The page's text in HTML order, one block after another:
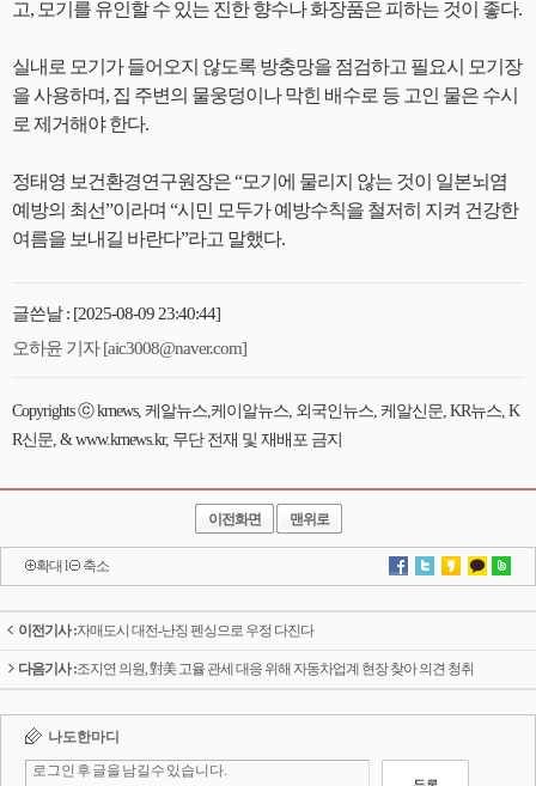
고, 모기를 유인할 수 있는 진한 향수나 화장품은 피하는 것이 좋다.
실내로 모기가 들어오지 않도록 방충망을 점검하고 필요시 모기장
을 사용하며, 집 주변의 물웅덩이나 막힌 배수로 등 고인 물은 수시
로 제거해야 한다.
정태영 보건환경연구원장은 “모기에 물리지 않는 것이 일본뇌염
예방의 최선”이라며 “시민 모두가 예방수칙을 철저히 지켜 건강한
여름을 보내길 바란다”라고 말했다.
글쓴날 : [2025-08-09 23:40:44]
오하윤 기자 [aic3008@naver.com]
Copyrights ⓒ krnews, 케알뉴스,케이알뉴스, 외국인뉴스, 케알신문, KR뉴스, K
R신문, & www.krnews.kr, 무단 전재 및 재배포 금지
이전화면 맨위로
확대l 축소
이전기사 :자매도시 대전-난징 펜싱으로 우정 다진다
다음기사 :조지연 의원, 對美 고율 관세 대응 위해 자동차업계 현장 찾아 의견 청취